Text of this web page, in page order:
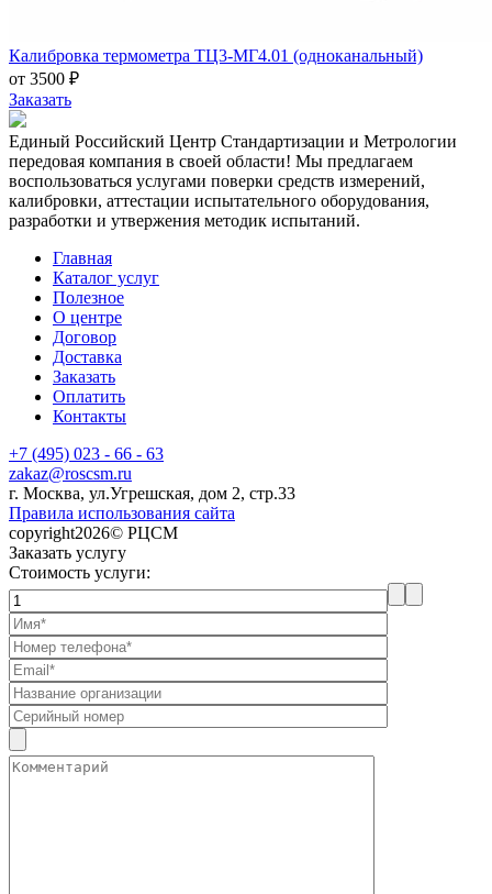
Калибровка термометра ТЦ3-МГ4.01 (одноканальный)
от 3500 ₽
Заказать
Единый Российский Центр Стандартизации и Метрологии
передовая компания в своей области! Мы предлагаем
воспользоваться услугами поверки средств измерений,
калибровки, аттестации испытательного оборудования,
разработки и утвержения методик испытаний.
Главная
Каталог услуг
Полезное
О центре
Договор
Доставка
Заказать
Оплатить
Контакты
+7 (495) 023 - 66 - 63
zakaz@roscsm.ru
г. Москва, ул.Угрешская, дом 2, стр.33
Правила использования сайта
copyright2026© РЦСМ
Заказать услугу
Стоимость услуги: